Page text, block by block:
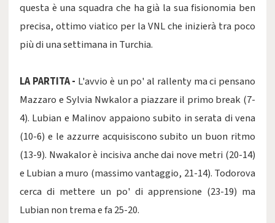
questa è una squadra che ha già la sua fisionomia ben
precisa, ottimo viatico per la VNL che inizierà tra poco
più di una settimana in Turchia.
LA PARTITA - L'avvio è un po' al rallenty ma ci pensano
Mazzaro e Sylvia Nwkalor a piazzare il primo break (7-
4). Lubian e Malinov appaiono subito in serata di vena
(10-6) e le azzurre acquisiscono subito un buon ritmo
(13-9). Nwakalor è incisiva anche dai nove metri (20-14)
e Lubian a muro (massimo vantaggio, 21-14). Todorova
cerca di mettere un po' di apprensione (23-19) ma
Lubian non trema e fa 25-20.